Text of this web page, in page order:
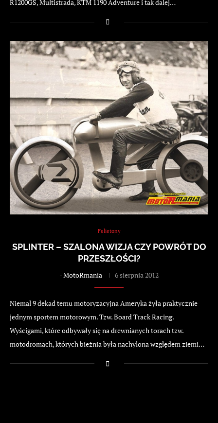
R1200GS, Multistrada, KTM 1190 Adventure i tak dalej…
Felietony
SPLINTER – SZALONA WIZJA CZY POWRÓT DO
PRZESZŁOŚCI?
-MotoRmania 6 sierpnia 2012
Niemal 9 dekad temu motoryzacyjna Ameryka żyła praktycznie
jednym sportem motorowym. Tzw. Board Track Racing.
Wyścigami, które odbywały się na drewnianych torach tzw.
motodromach, których bieżnia była nachylona względem ziemi…